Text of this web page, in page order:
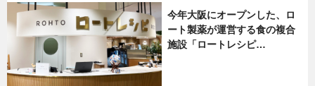
今年大阪にオープンした、ロ
ート製薬が運営する食の複合
施設「ロートレシピ…